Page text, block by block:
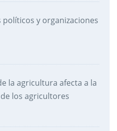
y organizaciones
la agricultura afecta a la
los agricultores